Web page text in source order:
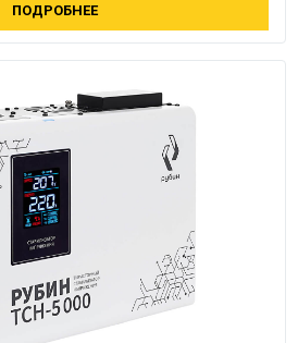
ПОДРОБНЕЕ